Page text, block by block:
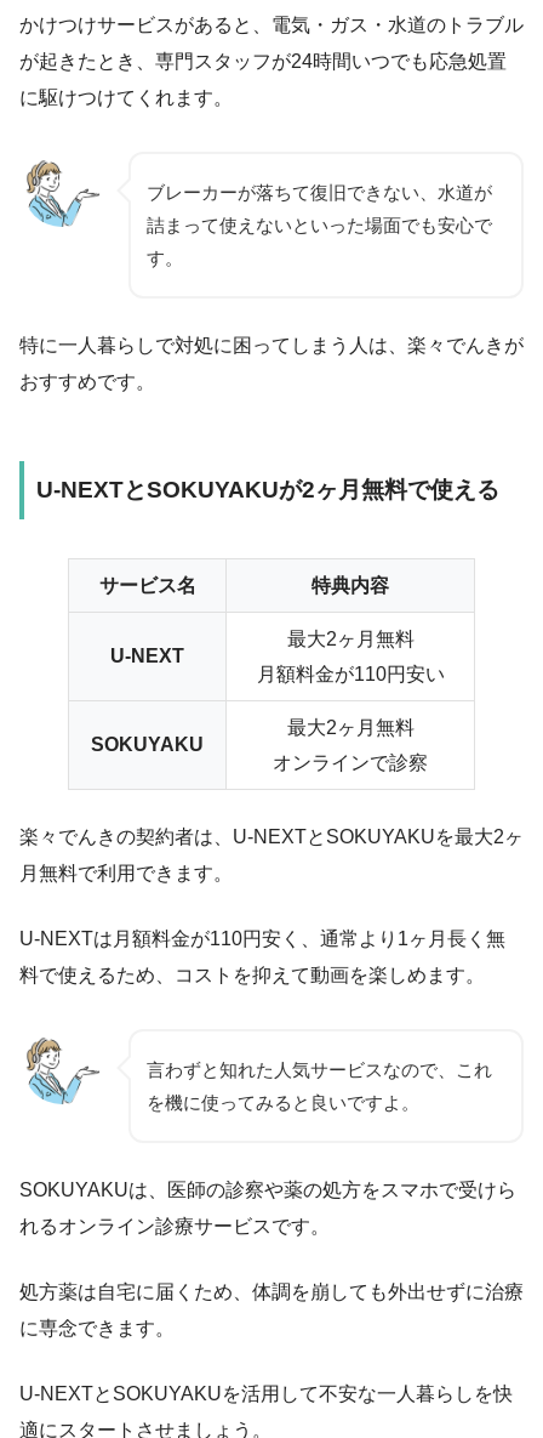
かけつけサービスがあると、電気・ガス・水道のトラブル
が起きたとき、専門スタッフが24時間いつでも応急処置
に駆けつけてくれます。
ブレーカーが落ちて復旧できない、水道が
詰まって使えないといった場面でも安心で
す。
特に一人暮らしで対処に困ってしまう人は、楽々でんきが
おすすめです。
U-NEXTとSOKUYAKUが2ヶ月無料で使える
サービス名 特典内容
U-NEXT
最大2ヶ月無料
月額料金が110円安い
SOKUYAKU
最大2ヶ月無料
オンラインで診察
楽々でんきの契約者は、U-NEXTとSOKUYAKUを最大2ヶ
月無料で利用できます。
U-NEXTは月額料金が110円安く、通常より1ヶ月長く無
料で使えるため、コストを抑えて動画を楽しめます。
言わずと知れた人気サービスなので、これ
を機に使ってみると良いですよ。
SOKUYAKUは、医師の診察や薬の処方をスマホで受けら
れるオンライン診療サービスです。
処方薬は自宅に届くため、体調を崩しても外出せずに治療
に専念できます。
U-NEXTとSOKUYAKUを活用して不安な一人暮らしを快
適にスタートさせましょう。